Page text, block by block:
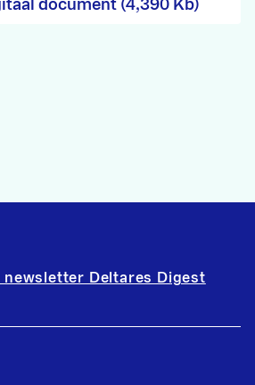
document (4,390 Kb)
Deltares Digest